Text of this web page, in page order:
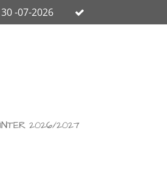
-07-2026
2026/2027